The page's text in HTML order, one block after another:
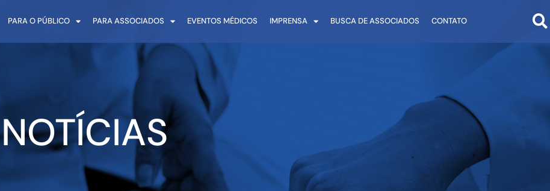
PARA O PÚBLICO PARA ASSOCIADOS EVENTOS MÉDICOS IMPRENSA BUSCA DE ASSOCIADOS CONTATO
NOTÍCIAS